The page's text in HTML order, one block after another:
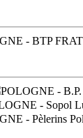
- BTP
POLOGNE -
- Sopol
- Pèlerins